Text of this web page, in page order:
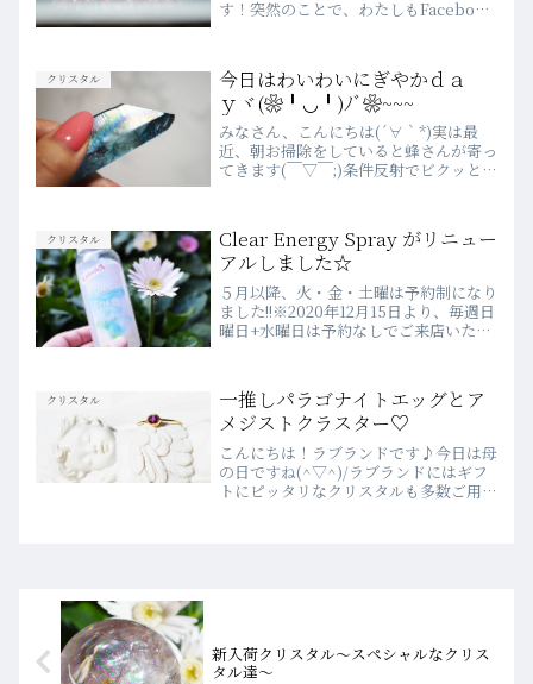
す！突然のことで、わたしもFacebook
が深くなってきているみたいですよ？み
なさんも、ぜひ行か...
クリスタル
今日はわいわいにぎやかｄａ
ｙヾ(❀╹◡╹)ﾉﾞ❀~~~
みなさん、こんにちは(´∀｀*)実は最
近、朝お掃除をしていると蜂さんが寄っ
てきます(￣▽￣;)条件反射でビクッとし
挨拶し、『私は樹、私は樹』と心で唱え
て気をそらしてい...
クリスタル
Clear Energy Spray がリニュー
アルしました☆
５月以降、火・金・土曜は予約制になり
ました!!※2020年12月15日より、毎週日
曜日+水曜日は予約なしでご来店いただ
をご確認ください♪💗2020年４月より
WEBSH...
クリスタル
一推しパラゴナイトエッグとア
メジストクラスター♡
こんにちは！ラブランドです♪今日は母
の日ですね(^▽^)/ラブランドにはギフ
トにピッタリなクリスタルも多数ご用意
新入荷クリスタル～スペシャルなクリス
タル達～